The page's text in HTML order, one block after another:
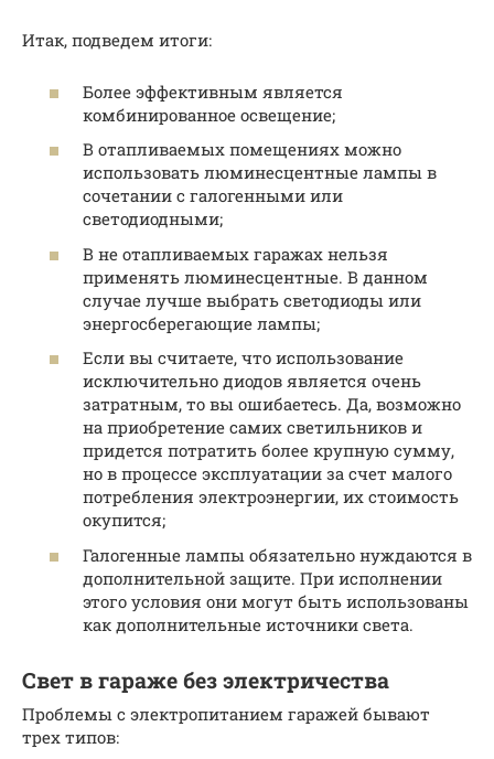
Итак, подведем итоги:
Более эффективным является
комбинированное освещение;
В отапливаемых помещениях можно
использовать люминесцентные лампы в
сочетании с галогенными или
светодиодными;
В не отапливаемых гаражах нельзя
применять люминесцентные. В данном
случае лучше выбрать светодиоды или
энергосберегающие лампы;
Если вы считаете, что использование
исключительно диодов является очень
затратным, то вы ошибаетесь. Да, возможно
на приобретение самих светильников и
придется потратить более крупную сумму,
но в процессе эксплуатации за счет малого
потребления электроэнергии, их стоимость
окупится;
Галогенные лампы обязательно нуждаются в
дополнительной защите. При исполнении
этого условия они могут быть использованы
как дополнительные источники света.
Свет в гараже без электричества
Проблемы с электропитанием гаражей бывают
трех типов: